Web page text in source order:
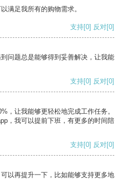
满足我所有的购物需求。
支持[0] 反对[0]
问题总是能够得到妥善解决，让我能
支持[0] 反对[0]
，让我能够更轻松地完成工作任务。
，我可以提前下班，有更多的时间陪
支持[0] 反对[0]
以再提升一下，比如能够支持更多地